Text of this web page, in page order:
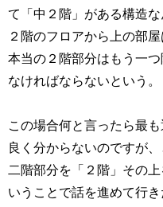
て「中２階」がある構造な
２階のフロアから上の部
本当の２階部分はもう一
なければならないという。
この場合何と言ったら最
良く分からないのですが
二階部分を「２階」その
いうことで話を進めて行き